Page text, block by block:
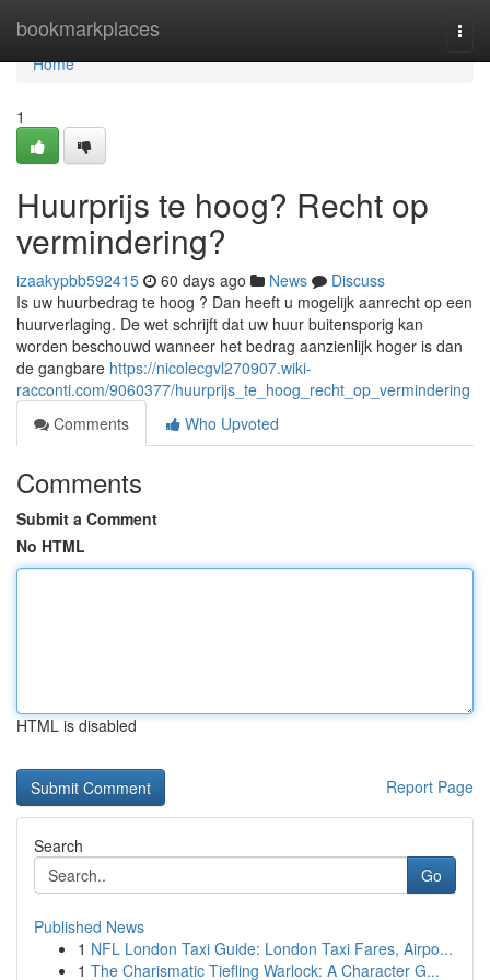
bookmarkplaces
Home
Home
1
Huurprijs te hoog? Recht op
vermindering?
izaakypbb592415 60 days ago News
Discuss
Is uw huurbedrag te hoog ? Dan heeft u mogelijk aanrecht op een
huurverlaging. De wet schrijft dat uw huur buitensporig kan
worden beschouwd wanneer het bedrag aanzienlijk hoger is dan
de gangbare https://nicolecgvl270907.wiki-
racconti.com/9060377/huurprijs_te_hoog_recht_op_vermindering
Comments
Who Upvoted
Comments
Submit a Comment
No HTML
HTML is disabled
Report Page
Search
Go
Published News
1 NFL London Taxi Guide: London Taxi Fares, Airpo...
1 The Charismatic Tiefling Warlock: A Character G...